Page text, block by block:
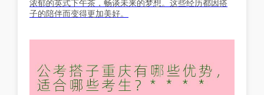
浓郁的英式下午茶，畅谈未来的梦想。这些经历都因搭
子的陪伴而变得更加美好。